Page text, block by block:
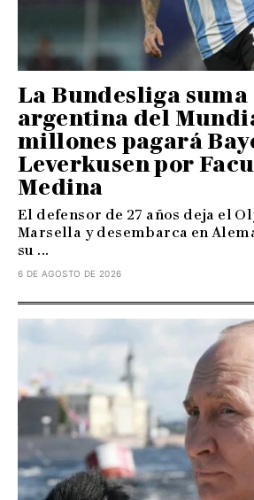
La Bundesliga
argentina del
millones pagará
Leverkusen por
Medina
El defensor de 27 años deja el
Marsella y desembarca en
su ...
6 DE AGOSTO DE 2026